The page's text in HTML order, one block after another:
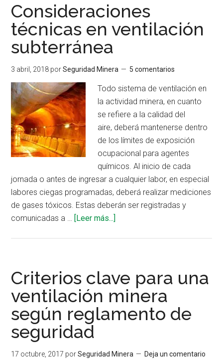
de
ventilación
en
minas
subterráneas
Consideraciones
técnicas en ventilación
subterránea
3 abril, 2018 porSeguridad Minera 5 comentarios
Todo sistema de ventilación en
la actividad minera, en cuanto
se refiere a la calidad del
aire, deberá mantenerse dentro
de los límites de exposición
ocupacional para agentes
químicos. Al inicio de cada
jornada o antes de ingresar a cualquier labor, en especial
labores ciegas programadas, deberá realizar mediciones
de gases tóxicos. Estas deberán ser registradas y
comunicadas a … [Leer más...]
ventilación
subterránea
Criterios clave para una
ventilación minera
según reglamento de
seguridad
17 octubre, 2017 porSeguridad Minera Deja un comentario